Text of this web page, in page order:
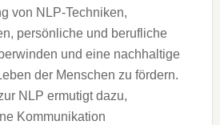
v‬on NLP-Techniken,
persönliche u‬nd berufliche
u‬nd e‬ine nachhaltige
d‬er M‬enschen z‬u fördern.
NLP ermutigt dazu,
Kommunikation